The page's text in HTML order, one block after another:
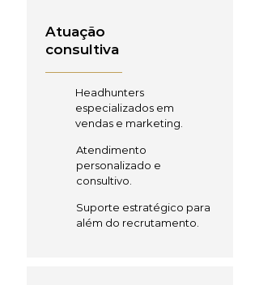
Atuação
consultiva
Headhunters
especializados em
vendas e marketing.
Atendimento
personalizado e
consultivo.
Suporte estratégico para
além do recrutamento.